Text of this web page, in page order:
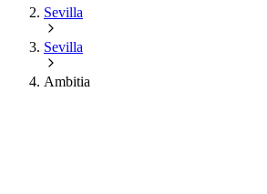
Sevilla
Sevilla
Ambitia